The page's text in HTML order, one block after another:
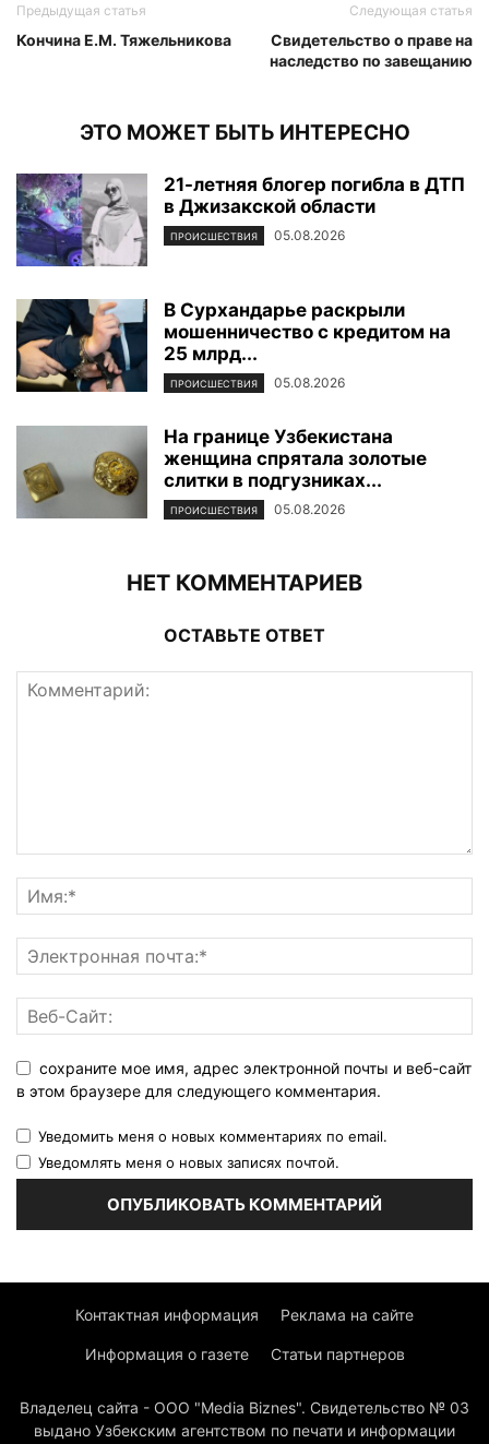
Предыдущая статья
Кончина Е.М. Тяжельникова
Следующая статья
Свидетельство о праве на
наследство по завещанию
ЭТО МОЖЕТ БЫТЬ ИНТЕРЕСНО
21-летняя блогер погибла в ДТП
в Джизакской области
ПРОИСШЕСТВИЯ 05.08.2026
В Сурхандарье раскрыли
мошенничество с кредитом на
25 млрд...
ПРОИСШЕСТВИЯ 05.08.2026
На границе Узбекистана
женщина спрятала золотые
слитки в подгузниках...
ПРОИСШЕСТВИЯ 05.08.2026
НЕТ КОММЕНТАРИЕВ
ОСТАВЬТЕ ОТВЕТ
сохраните мое имя, адрес электронной почты и веб-сайт
в этом браузере для следующего комментария.
Уведомить меня о новых комментариях по email.
Уведомлять меня о новых записях почтой.
Контактная информация Реклама на сайте
Информация о газете Статьи партнеров
Владелец сайта - ООО "Media Biznes". Свидетельство № 03
выдано Узбекским агентством по печати и информации